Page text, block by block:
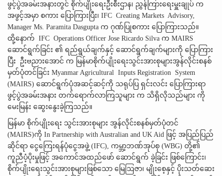
ဖွင့်ပွဲအခမ်းအနားတွင် စိုက်ပျိုးရေးဦးစီးဌာန၊ ညွှန်ကြားရေးမှူးချုပ် က
အဖွင့်အမှာ စကား ပြောကြားပြီး၊ IFC Creating Markets Advisory,
Manager Ms. Paramita Dasgupta က ဂုဏ်ပြုစကား ပြောကြားသည်။
ထို့နောက် IFC Operations Officer Jose Ricardo Silva က MAIRS
ဆောင်ရွက်ခြင်း ၏ ရည်ရွယ်ချက်နှင့် ဆောင်ရွက်ချက်များကို ပြောကြား
ပြီး ဦးဗညားအောင် က မြန်မာစိုက်ပျိုးရေးသွင်းအားစုများအွန်လိုင်းစနစ်
မှတ်ပုံတင်ခြင်း Myanmar Agricultural Inputs Registration System
(MAIRS) ဆောင်ရွက်ပုံအဆင့်ဆင့်ကို သရုပ်ပြ ရှင်းလင်း ပြောကြားရာ
ဖွင့်ပွဲအခမ်းအနား တက်ရောက်လာကြသူများ က သိရှိလိုသည်များ ကို
မေးမြန်း ဆွေးနွေးခဲ့ကြသည်။
မြန်မာ စိုက်ပျိုးရေး သွင်းအားစုများ အွန်လိုင်းစနစ်မှတ်ပုံတင်
(MAIRS)ကို In Partnership with Australian and UK Aid ဖြင့် အပြည်ပြည်
ဆိုင်ရာ ငွေကြေးရန်ပုံငွေအဖွဲ့ (IFC), ကမ္ဘာ့ဘဏ်အုပ်စု (WBG) တို့၏
ကူညီပံ့ပိုးမှုဖြင့် အကောင်အထည်ဖော် ဆောင်ရွက် ခဲ့ခြင်း ဖြစ်ကြောင်း၊
စိုက်ပျိုးရေးသွင်းအားစုများဖြစ်သော မြေဩဇာ၊ မျိုးစေ့နှင့် ပိုးသတ်ဆေး